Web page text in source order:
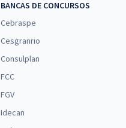
BANCAS DE CONCURSOS
Cebraspe
Cesgranrio
Consulplan
FCC
FGV
Idecan